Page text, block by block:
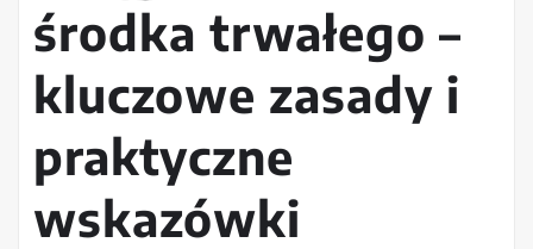
środka trwałego –
kluczowe zasady i
praktyczne
wskazówki